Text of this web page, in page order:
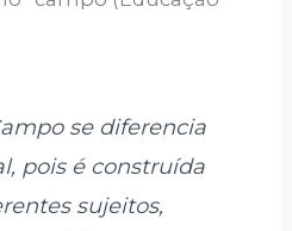
se diferencia
pois é construída
sujeitos,